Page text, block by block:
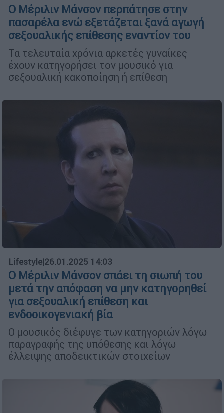
Ο Μέριλιν Μάνσον περπάτησε στην
πασαρέλα ενώ εξετάζεται ξανά αγωγή
σεξουαλικής επίθεσης εναντίον του
Τα τελευταία χρόνια αρκετές γυναίκες
έχουν κατηγορήσει τον μουσικό για
σεξουαλική κακοποίηση ή επίθεση
Lifestyle|26.01.2025 14:03
Ο Μέριλιν Μάνσον σπάει τη σιωπή του
μετά την απόφαση να μην κατηγορηθεί
για σεξουαλική επίθεση και
ενδοοικογενιακή βία
Ο μουσικός διέφυγε των κατηγοριών λόγω
παραγραφής της υπόθεσης και λόγω
έλλειψης αποδεικτικών στοιχείων